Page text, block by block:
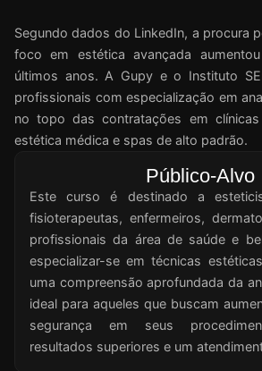
Segundo dados do LinkedIn, a procura
foco em estética avançada
últimos anos. A Gupy e o Instituto
profissionais com especialização em
no topo das contratações em
estética médica e spas de alto padrão.
Público-Alvo
Este curso é destinado a
fisioterapeutas, enfermeiros,
profissionais da área de saúde e
especializar-se em técnicas
uma compreensão aprofundada da
ideal para aqueles que buscam
segurança em seus
resultados superiores e um